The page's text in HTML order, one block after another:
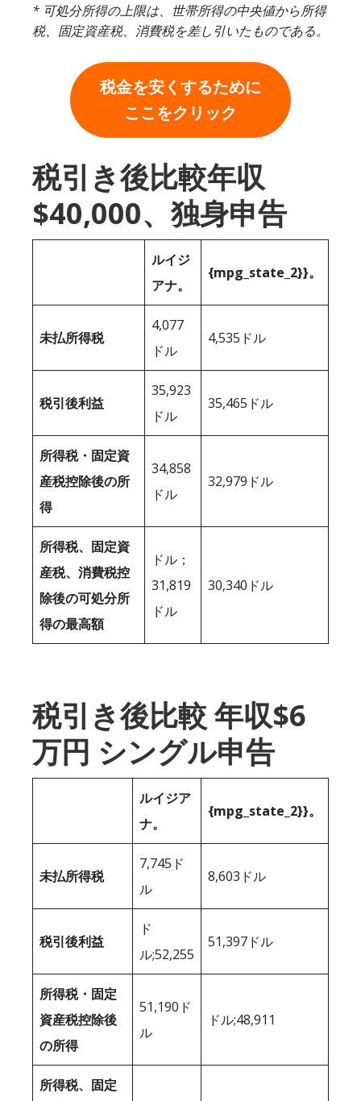
* 可処分所得の上限は、世帯所得の中央値から所得
税、固定資産税、消費税を差し引いたものである。
税金を安くするために
ここをクリック
税引き後比較年収
$40,000、独身申告
ルイジ
アナ。
{mpg_state_2}}。
未払所得税
4,077
ドル
4,535ドル
税引後利益
35,923
ドル
35,465ドル
所得税・固定資
産税控除後の所
得
34,858
ドル
32,979ドル
所得税、固定資
産税、消費税控
除後の可処分所
得の最高額
ドル；
31,819
ドル
30,340ドル
税引き後比較 年収$6
万円 シングル申告
ルイジア
ナ。
{mpg_state_2}}。
未払所得税
7,745ド
ル
8,603ドル
税引後利益
ド
ル;52,255
51,397ドル
所得税・固定
資産税控除後
の所得
51,190ド
ル
ドル;48,911
所得税、固定